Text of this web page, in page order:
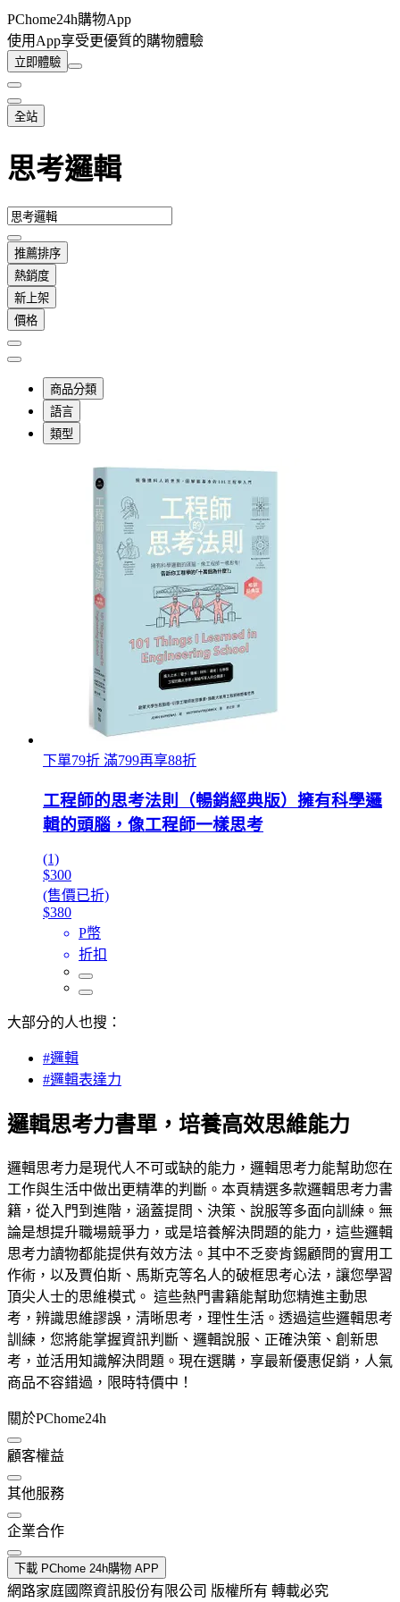
PChome24h購物App
使用App享受更優質的購物體驗
立即體驗
全站
思考邏輯
推薦排序
熱銷度
新上架
價格
商品分類
語言
類型
下單79折 滿799再享88折
工程師的思考法則（暢銷經典版）擁有科學邏
輯的頭腦，像工程師一樣思考
(1)
$300
(售價已折)
$380
P幣
折扣
大部分的人也搜：
#邏輯
#邏輯表達力
邏輯思考力書單，培養高效思維能力
邏輯思考力是現代人不可或缺的能力，邏輯思考力能幫助您在
工作與生活中做出更精準的判斷。本頁精選多款邏輯思考力書
籍，從入門到進階，涵蓋提問、決策、說服等多面向訓練。無
論是想提升職場競爭力，或是培養解決問題的能力，這些邏輯
思考力讀物都能提供有效方法。其中不乏麥肯錫顧問的實用工
作術，以及賈伯斯、馬斯克等名人的破框思考心法，讓您學習
頂尖人士的思維模式。 這些熱門書籍能幫助您精進主動思
考，辨識思維謬誤，清晰思考，理性生活。透過這些邏輯思考
訓練，您將能掌握資訊判斷、邏輯說服、正確決策、創新思
考，並活用知識解決問題。現在選購，享最新優惠促銷，人氣
商品不容錯過，限時特價中！
關於PChome24h
顧客權益
其他服務
企業合作
下載 PChome 24h購物 APP
網路家庭國際資訊股份有限公司 版權所有 轉載必究